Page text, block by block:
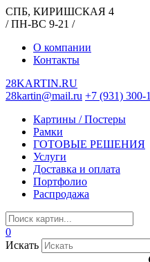
СПБ, КИРИШСКАЯ 4
/ ПН-ВС 9-21 /
О компании
Контакты
28KARTIN.RU
28kartin@mail.ru +7 (931) 300-
Картины / Постеры
Рамки
ГОТОВЫЕ РЕШЕНИЯ
Услуги
Доставка и оплата
Портфолио
Распродажа
0
Искать